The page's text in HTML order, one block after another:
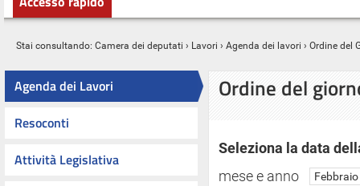
Stai consultando: Camera dei deputati › Lavori › Agenda dei lavori › Ordine del
Agenda dei Lavori
Resoconti
Attività Legislativa
Ordine del
Seleziona la data
mese e anno